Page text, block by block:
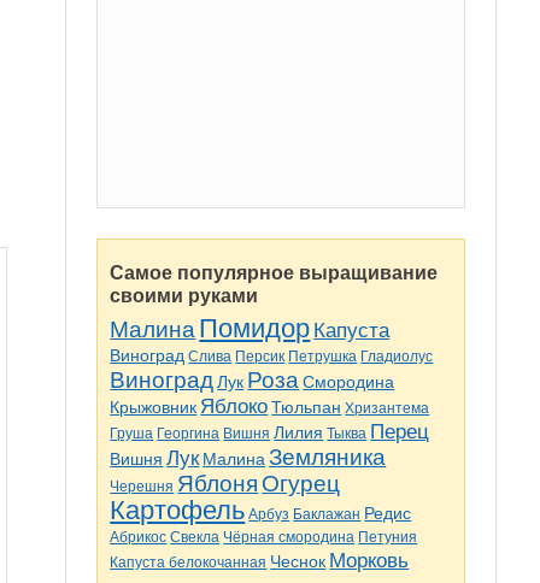
Самое популярное выращивание
своими руками
Малина Помидор Капуста
Виноград Слива Персик Петрушка Гладиолус
Виноград Лук Роза Смородина
Крыжовник Яблоко Тюльпан Хризантема
Груша Георгина Вишня Лилия Тыква Перец
Вишня Лук Малина Земляника
Черешня Яблоня Огурец
Картофель Арбуз Баклажан Редис
Абрикос Свекла Чёрная смородина Петуния
Капуста белокочанная Чеснок Морковь